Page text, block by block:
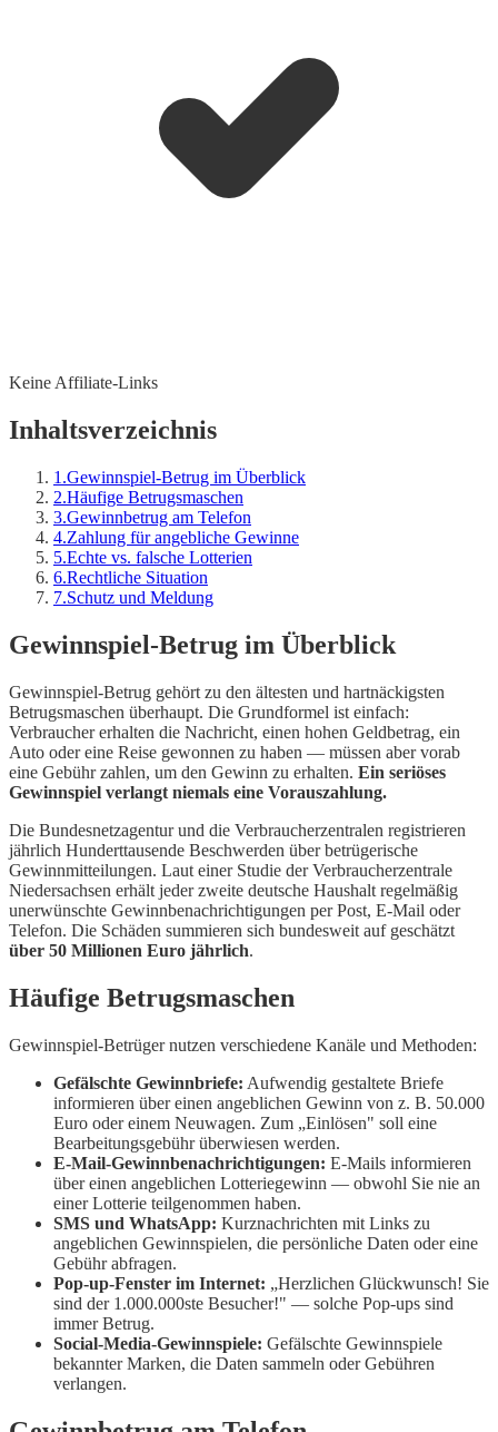
Keine Affiliate-Links
Inhaltsverzeichnis
1 .Gewinnspiel-Betrug im Überblick
2.Häufige Betrugsmaschen
3.Gewinnbetrug am Telefon
4.Zahlung für angebliche Gewinne
5.Echte vs. falsche Lotterien
6.Rechtliche Situation
7.Schutz und Meldung
Gewinnspiel-Betrug im Überblick
Gewinnspiel-Betrug gehört zu den ältesten und hartnäckigsten
Betrugsmaschen überhaupt. Die Grundformel ist einfach:
Verbraucher erhalten die Nachricht, einen hohen Geldbetrag, ein
Auto oder eine Reise gewonnen zu haben — müssen aber vorab
eine Gebühr zahlen, um den Gewinn zu erhalten. Ein seriöses
Gewinnspiel verlangt niemals eine Vorauszahlung.
Die Bundesnetzagentur und die Verbraucherzentralen registrieren
jährlich Hunderttausende Beschwerden über betrügerische
Gewinnmitteilungen. Laut einer Studie der Verbraucherzentrale
Niedersachsen erhält jeder zweite deutsche Haushalt regelmäßig
unerwünschte Gewinnbenachrichtigungen per Post, E-Mail oder
Telefon. Die Schäden summieren sich bundesweit auf geschätzt
über 50 Millionen Euro jährlich.
Häufige Betrugsmaschen
Gewinnspiel-Betrüger nutzen verschiedene Kanäle und Methoden:
Gefälschte Gewinnbriefe: Aufwendig gestaltete Briefe
informieren über einen angeblichen Gewinn von z. B. 50.000
Euro oder einem Neuwagen. Zum „Einlösen" soll eine
Bearbeitungsgebühr überwiesen werden.
E-Mail-Gewinnbenachrichtigungen: E-Mails informieren
über einen angeblichen Lotteriegewinn — obwohl Sie nie an
einer Lotterie teilgenommen haben.
SMS und WhatsApp: Kurznachrichten mit Links zu
angeblichen Gewinnspielen, die persönliche Daten oder eine
Gebühr abfragen.
Pop-up-Fenster im Internet: „Herzlichen Glückwunsch! Sie
sind der 1.000.000ste Besucher!" — solche Pop-ups sind
immer Betrug.
Social-Media-Gewinnspiele: Gefälschte Gewinnspiele
bekannter Marken, die Daten sammeln oder Gebühren
verlangen.